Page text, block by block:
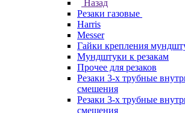
Назад
Резаки газовые
Harris
Messer
Гайки крепления
Мундштуки к резакам
Прочее для резаков
Резаки 3-х трубные
смешения
Резаки 3-х трубные
смешения